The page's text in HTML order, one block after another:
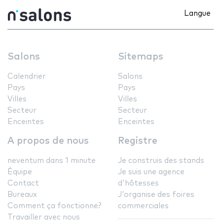
Langue
Salons
Calendrier
Pays
Villes
Secteur
Enceintes
Sitemaps
Salons
Pays
Villes
Secteur
Enceintes
A propos de nous
neventum dans 1 minute
Équipe
Contact
Bureaux
Comment ça fonctionne?
Travailler avec nous
Registre
Je construis des stands
Je suis une agence
d'hôtesses
J'organise des foires
commerciales